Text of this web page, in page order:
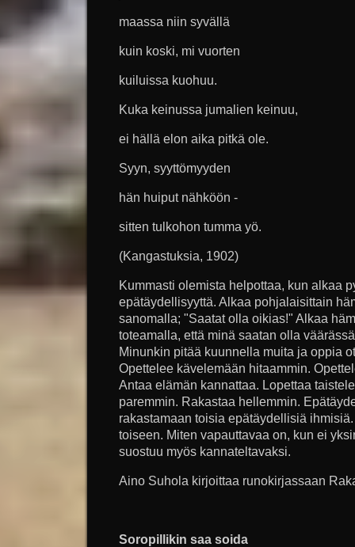
maassa niin syvällä
kuin koski, mi vuorten
kuiluissa kuohuu.
Kuka keinussa jumalien keinuu,
ei hällä elon aika pitkä ole.
Syyn, syyttömyyden
hän huiput nähköön -
sitten tulkohon tumma yö.
(Kangastuksia, 1902)
Kummasti olemista helpottaa, kun alkaa
epätäydellisyyttä. Alkaa pohjalaisittain
sanomalla; "Saatat olla oikias!" Alkaa
toteamalla, että minä saatan olla
Minunkin pitää kuunnella muita ja oppia
Opettelee kävelemään hitaammin.
Antaa elämän kannattaa. Lopettaa
paremmin. Rakastaa hellemmin.
rakastamaan toisia epätäydellisiä
toiseen. Miten vapauttavaa on, kun ei
suostuu myös kannateltavaksi.
Aino Suhola kirjoittaa runokirjassaan
Soropillikin saa soida